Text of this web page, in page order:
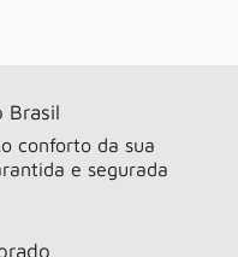
Brasil
conforto da sua
e segurada